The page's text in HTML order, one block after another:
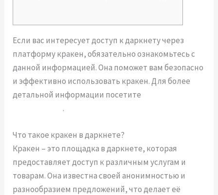
Если вас интересует доступ к даркнету через
платформу кракен, обязательно ознакомьтесь с
данной информацией. Она поможет вам безопасно
и эффективно использовать кракен. Для более
детальной информации посетите
krakn-7ra.com.
Что такое кракен в даркнете?
Кракен – это площадка в даркнете, которая
предоставляет доступ к различным услугам и
товарам. Она известна своей анонимностью и
разнообразием предложений, что делает её